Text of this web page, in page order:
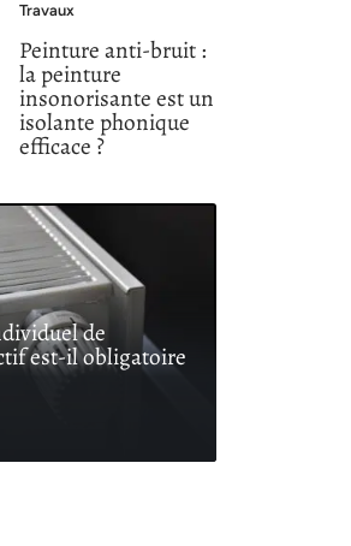
Travaux
Peinture anti-bruit :
la peinture
insonorisante est un
isolante phonique
efficace ?
de
est-il obligatoire